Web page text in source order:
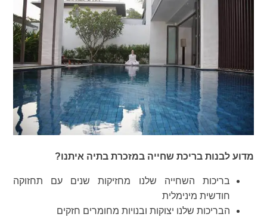
מדוע לבנות בריכת שחייה במזכרת בתיה איתנו?
בריכות השחייה שלנו מחזיקות שנים עם תחזוקה
חודשית מינימלית
הבריכות שלנו יצוקות ובנויות מחומרים חזקים